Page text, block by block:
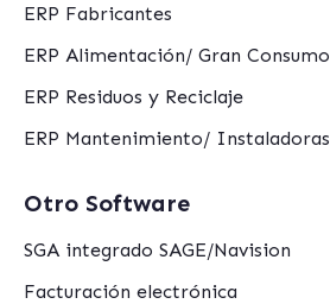
ERP Fabricantes
ERP Alimentación/ Gran Consumo
ERP Residuos y Reciclaje
ERP Mantenimiento/ Instaladoras
Otro Software
SGA integrado SAGE/Navision
Facturación electrónica